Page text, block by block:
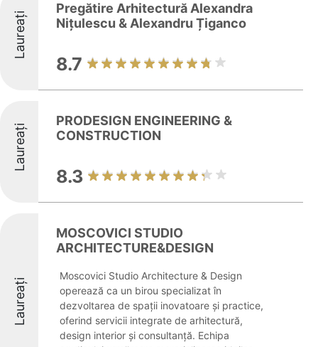
Laureați
Pregătire Arhitectură Alexandra
Nițulescu & Alexandru Țiganco
8.7
Laureați
PRODESIGN ENGINEERING &
CONSTRUCTION
8.3
Laureați
MOSCOVICI STUDIO
ARCHITECTURE&DESIGN
Moscovici Studio Architecture & Design
operează ca un birou specializat în
dezvoltarea de spații inovatoare și practice,
oferind servicii integrate de arhitectură,
design interior și consultanță. Echipa